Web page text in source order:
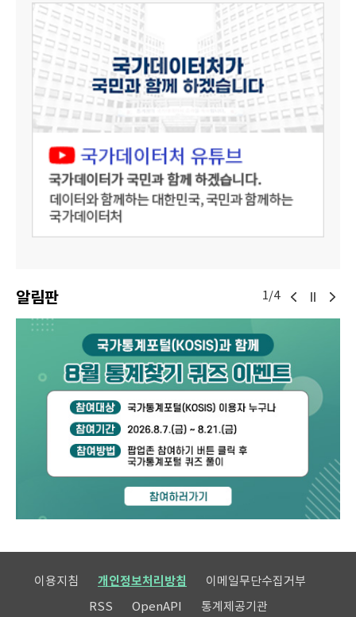
알림판 1/4
이용지침 개인정보처리방침
이메일무단수집거부
RSS
OpenAPI 통계제공기관